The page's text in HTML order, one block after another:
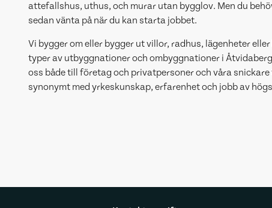
attefallshus, uthus, och murar utan bygglov. Men du
sedan vänta på när du kan starta jobbet.
Vi bygger om eller bygger ut villor, radhus, lägenheter
typer av utbyggnationer och ombyggnationer i
oss både till företag och privatpersoner och våra
synonymt med yrkeskunskap, erfarenhet och jobb av